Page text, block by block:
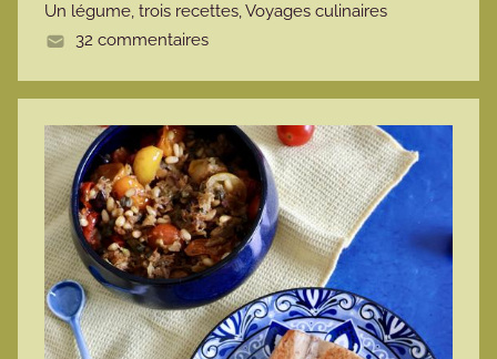
e
Un légume, trois recettes,Voyages culinaires
32 commentaires